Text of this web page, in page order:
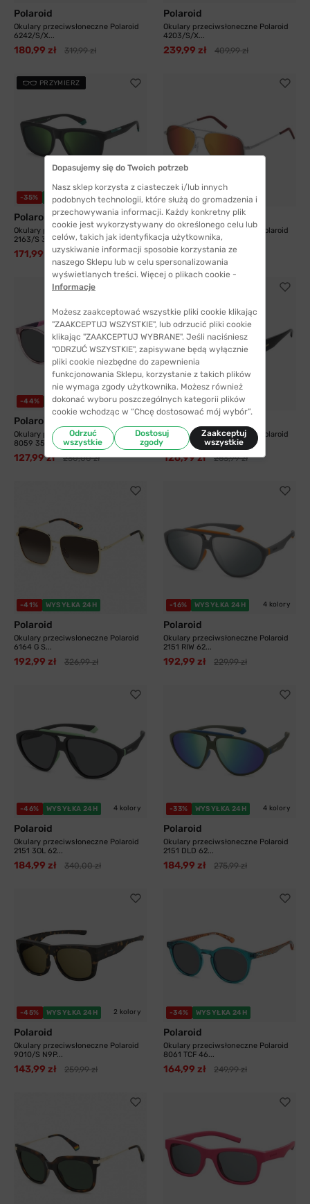
Polaroid
Okulary przeciwsłoneczne Polaroid
6242/S/X...
180,99 zł 319,99 zł
Polaroid
Okulary przeciwsłoneczne Polaroid
4203/S/X...
239,99 zł 409,99 zł
PRZYMIERZ
-35% WYSYŁKA 24H 5 kolorów
Polaroid
Okulary przeciwsłoneczne Polaroid
2163/S 3OL...
171,99 zł 263,99 zł
-26% WYSYŁKA 24H
Polaroid
Okulary przeciwsłoneczne Polaroid
8015/N GHP...
192,99 zł 260,00 zł
-44% WYSYŁKA 24H
Polaroid
Okulary przeciwsłoneczne Polaroid
8059 35J 47...
127,99 zł 230,00 zł
-52% WYSYŁKA 24H
Okulary przeciwsłoneczne Polaroid
9021 807 58...
126,99 zł 263,99 zł
-41% WYSYŁKA 24H
Polaroid
Okulary przeciwsłoneczne Polaroid
6164 G S...
192,99 zł 326,99 zł
-16% WYSYŁKA 24H 4 kolory
Polaroid
Okulary przeciwsłoneczne Polaroid
2151 RIW 62...
192,99 zł 229,99 zł
-46% WYSYŁKA 24H 4 kolory
Polaroid
Okulary przeciwsłoneczne Polaroid
2151 3OL 62...
184,99 zł 340,00 zł
-33% WYSYŁKA 24H 4 kolory
Polaroid
Okulary przeciwsłoneczne Polaroid
2151 DLD 62...
184,99 zł 275,99 zł
-45% WYSYŁKA 24H 2 kolory
Polaroid
Okulary przeciwsłoneczne Polaroid
9010/S N9P...
143,99 zł 259,99 zł
-34% WYSYŁKA 24H
Polaroid
Okulary przeciwsłoneczne Polaroid
8061 TCF 46...
164,99 zł 249,99 zł
Dopasujemy się do Twoich potrzeb
Nasz sklep korzysta z ciasteczek i/lub innych
podobnych technologii, które służą do gromadzenia i
przechowywania informacji. Każdy konkretny plik
cookie jest wykorzystywany do określonego celu lub
celów, takich jak identyfikacja użytkownika,
uzyskiwanie informacji sposobie korzystania ze
naszego Sklepu lub w celu spersonalizowania
wyświetlanych treści. Więcej o plikach cookie -
Informacje
Możesz zaakceptować wszystkie pliki cookie klikając
"ZAAKCEPTUJ WSZYSTKIE", lub odrzucić pliki cookie
klikając "ZAAKCEPTUJ WYBRANE". Jeśli naciśniesz
"ODRZUĆ WSZYSTKIE", zapisywane będą wyłącznie
pliki cookie niezbędne do zapewnienia
funkcjonowania Sklepu, korzystanie z takich plików
nie wymaga zgody użytkownika. Możesz również
dokonać wyboru poszczególnych kategorii plików
cookie wchodząc w “Chcę dostosować mój wybór”.
Odrzuć
wszystkie
Dostosuj
zgody
Zaakceptuj
wszystkie